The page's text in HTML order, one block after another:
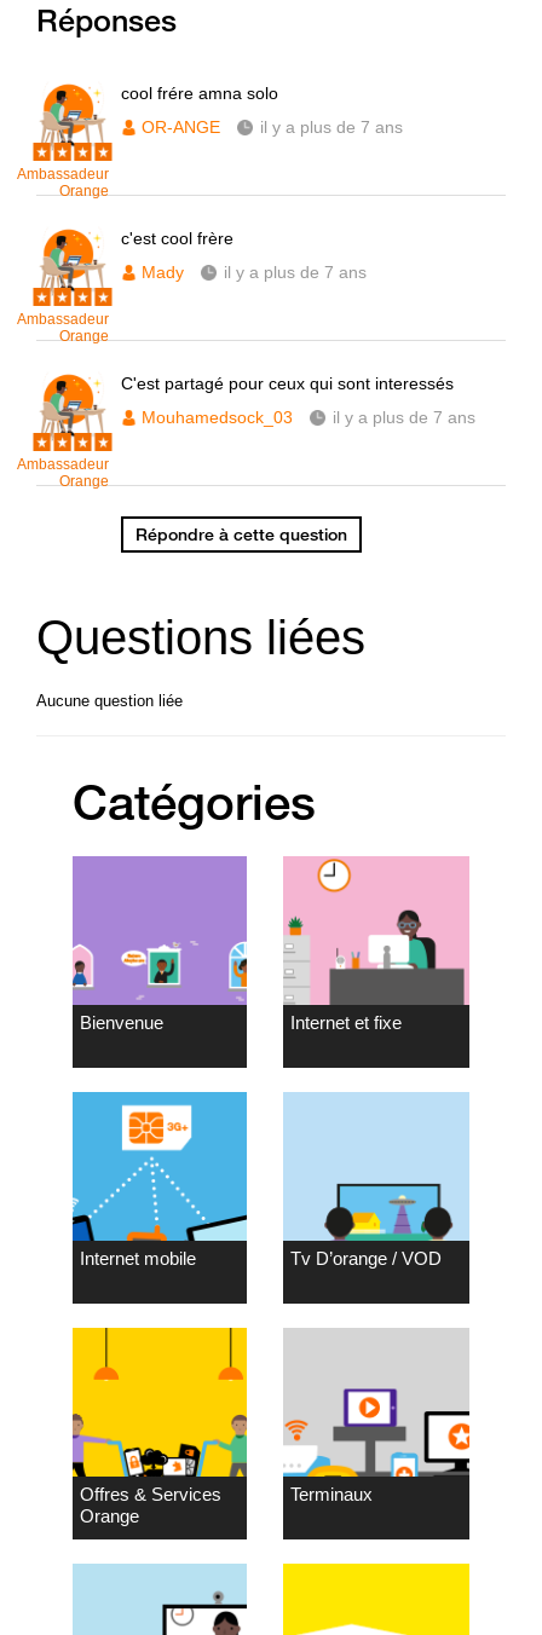
Réponses
Ambassadeur
Orange
cool frére amna solo
OR-ANGE
il y a plus de 7 ans
Ambassadeur
Orange
c'est cool frère
Mady
il y a plus de 7 ans
Ambassadeur
Orange
C'est partagé pour ceux qui sont interessés
Mouhamedsock_03
il y a plus de 7 ans
Répondre à cette question
Questions liées
Aucune question liée
Catégories
Bienvenue Internet et fixe
Internet mobile Tv D’orange / VOD
Offres & Services
Orange
Terminaux